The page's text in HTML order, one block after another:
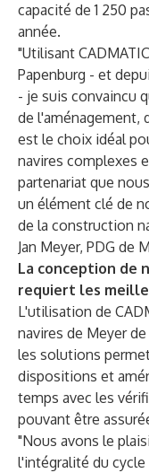
capacité de 1 250
année.
"Utilisant
Papenburg - et
- je suis convaincu
de l'aménagement,
est le choix idéal
navires complexes
partenariat que
un élément clé de
de la construction
Jan Meyer, PDG de
La conception de
requiert les
L'utilisation de
navires de Meyer
les solutions
dispositions et
temps avec les
pouvant être
"Nous avons le
l'intégralité du